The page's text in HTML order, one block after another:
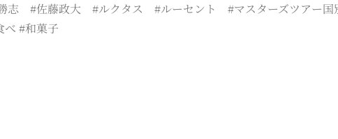
志 #佐藤政大 #ルクタス #ルーセント #マスターズツアー国
べ #和菓子